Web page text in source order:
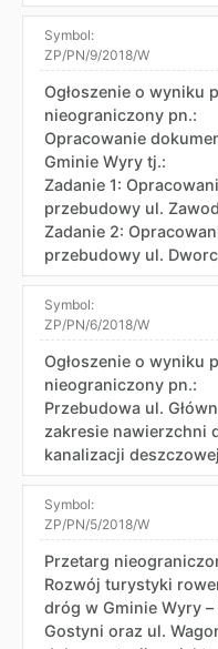
Symbol:
ZP/PN/9/2018/W
Ogłoszenie o wyniku
nieograniczony pn.:
Opracowanie
Gminie Wyry tj.:
Zadanie 1:
przebudowy ul.
Zadanie 2:
przebudowy ul.
Symbol:
ZP/PN/6/2018/W
Ogłoszenie o wyniku
nieograniczony pn.:
Przebudowa ul.
zakresie nawierzchni
kanalizacji
Symbol:
ZP/PN/5/2018/W
Przetarg
Rozwój turystyki
dróg w Gminie Wyry
Gostyni oraz ul.